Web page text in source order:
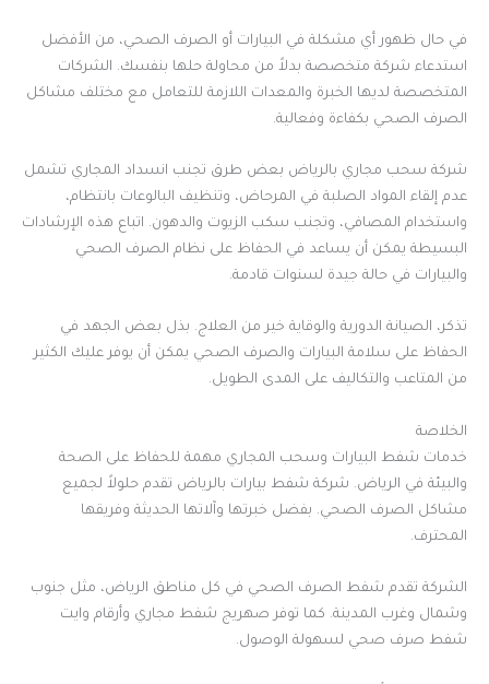
في حال ظهور أي مشكلة في البيارات أو الصرف الصحي، من الأفضل
استدعاء شركة متخصصة بدلاً من محاولة حلها بنفسك. الشركات
المتخصصة لديها الخبرة والمعدات اللازمة للتعامل مع مختلف مشاكل
الصرف الصحي بكفاءة وفعالية.
شركة سحب مجاري بالرياض بعض طرق تجنب انسداد المجاري تشمل
عدم إلقاء المواد الصلبة في المرحاض، وتنظيف البالوعات بانتظام،
واستخدام المصافي، وتجنب سكب الزيوت والدهون. اتباع هذه الإرشادات
البسيطة يمكن أن يساعد في الحفاظ على نظام الصرف الصحي
والبيارات في حالة جيدة لسنوات قادمة.
تذكر، الصيانة الدورية والوقاية خير من العلاج. بذل بعض الجهد في
الحفاظ على سلامة البيارات والصرف الصحي يمكن أن يوفر عليك الكثير
من المتاعب والتكاليف على المدى الطويل.
الخلاصة
خدمات شفط البيارات وسحب المجاري مهمة للحفاظ على الصحة
والبيئة في الرياض. شركة شفط بيارات بالرياض تقدم حلولاً لجميع
مشاكل الصرف الصحي. بفضل خبرتها وآلاتها الحديثة وفريقها
المحترف.
الشركة تقدم شفط الصرف الصحي في كل مناطق الرياض، مثل جنوب
وشمال وغرب المدينة. كما توفر صهريج شفط مجاري وأرقام وايت
شفط صرف صحي لسهولة الوصول.